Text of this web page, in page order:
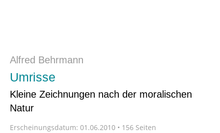
Alfred Behrmann
Umrisse
Kleine Zeichnungen nach der moralischen
Natur
Erscheinungsdatum: 01.06.2010 • 156 Seiten